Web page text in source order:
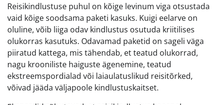
Reisikindlustuse puhul on kõige levinum viga otsustada
vaid kõige soodsama paketi kasuks. Kuigi eelarve on
oluline, võib liiga odav kindlustus osutuda kriitilises
olukorras kasutuks. Odavamad paketid on sageli väga
piiratud kattega, mis tähendab, et teatud olukorrad,
nagu krooniliste haiguste ägenemine, teatud
ekstreemspordialad või laiaulatuslikud reisitõrked,
võivad jääda väljapoole kindlustuskaitset.